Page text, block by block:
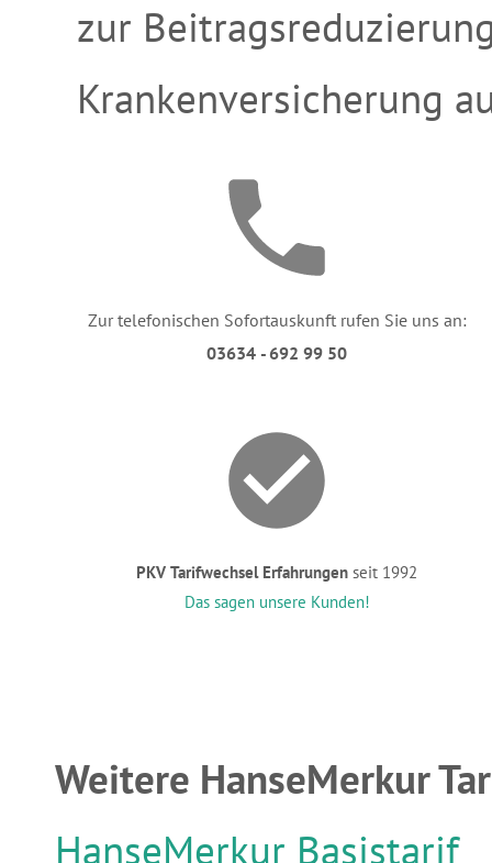
zur
Krankenversicherung
Zur telefonischen Sofortauskunft rufen Sie uns an:
03634 - 692 99 50
PKV Tarifwechsel Erfahrungen seit 1992
Das sagen unsere Kunden!
Weitere HanseMerkur
HanseMerkur Basistarif